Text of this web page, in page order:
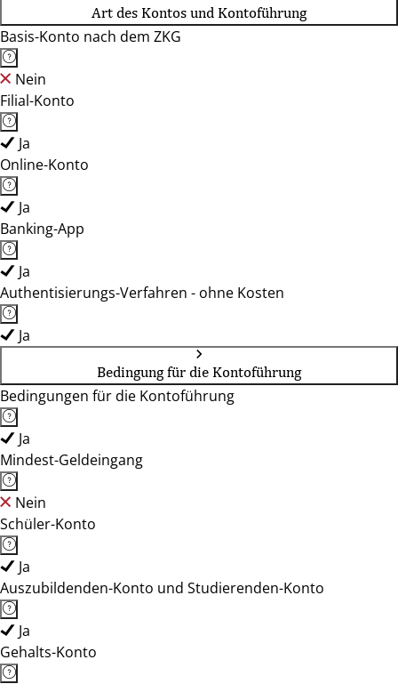
Art des Kontos und Kontoführung
Basis-Konto nach dem ZKG
Nein
Filial-Konto
Ja
Online-Konto
Ja
Banking-App
Ja
Authentisierungs-Verfahren - ohne Kosten
Ja
Bedingung für die Kontoführung
Bedingungen für die Kontoführung
Ja
Mindest-Geldeingang
Nein
Schüler-Konto
Ja
Auszubildenden-Konto und Studierenden-Konto
Ja
Gehalts-Konto